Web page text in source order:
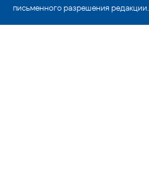
письменного разрешения редакции.